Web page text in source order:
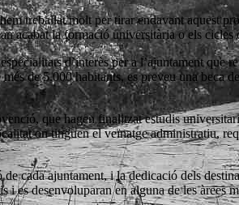
treballat molt per tirar endavant aquest
acabat la formació universitària o els
d’interès per a l’ajuntament
de 5.000 habitants, es preveu una beca
que hagen finalitzat estudis
on tinguen el veïnatge administratiu,
cada ajuntament, i la dedicació dels
i es desenvoluparan en alguna de les